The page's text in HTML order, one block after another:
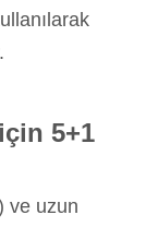
5+1
ve uzun